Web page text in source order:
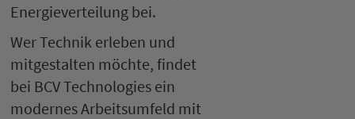
Energieverteilung bei.
Wer Technik erleben und
mitgestalten möchte, findet
bei BCV Technologies ein
modernes Arbeitsumfeld mit